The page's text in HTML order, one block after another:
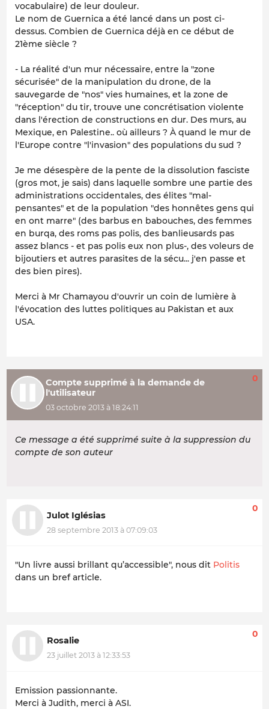
vocabulaire) de leur douleur.
Le nom de Guernica a été lancé dans un post ci-
dessus. Combien de Guernica déjà en ce début de
21ème siècle ?
- La réalité d'un mur nécessaire, entre la "zone
sécurisée" de la manipulation du drone, de la
sauvegarde de "nos" vies humaines, et la zone de
"réception" du tir, trouve une concrétisation violente
dans l'érection de constructions en dur. Des murs, au
Mexique, en Palestine.. où ailleurs ? À quand le mur de
l'Europe contre "l'invasion" des populations du sud ?
Je me désespère de la pente de la dissolution fasciste
(gros mot, je sais) dans laquelle sombre une partie des
administrations occidentales, des élites "mal-
pensantes" et de la population "des honnêtes gens qui
en ont marre" (des barbus en babouches, des femmes
en burqa, des roms pas polis, des banlieusards pas
assez blancs - et pas polis eux non plus-, des voleurs de
bijoutiers et autres parasites de la sécu... j'en passe et
des bien pires).
Merci à Mr Chamayou d'ouvrir un coin de lumière à
l'évocation des luttes politiques au Pakistan et aux
USA.
Compte supprimé à la demande de
l'utilisateur
03 octobre 2013 à 18:24:11
0
Ce message a été supprimé suite à la suppression du
compte de son auteur
Julot Iglésias
28 septembre 2013 à 07:09:03
0
"Un livre aussi brillant qu’accessible", nous dit Politis
dans un bref article.
Rosalie
23 juillet 2013 à 12:33:53
0
Emission passionnante.
Merci à Judith, merci à ASI.